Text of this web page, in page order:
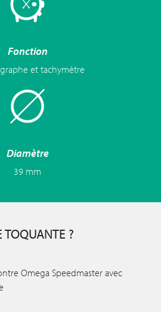
Fonction
et tachymètre
Diamètre
39 mm
TOQUANTE ?
Omega Speedmaster avec